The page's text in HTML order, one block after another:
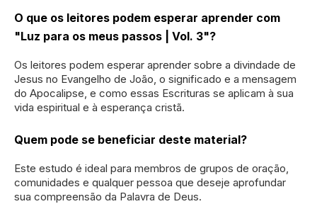
O que os leitores podem esperar aprender com
"Luz para os meus passos | Vol. 3"?
Os leitores podem esperar aprender sobre a divindade de
Jesus no Evangelho de João, o significado e a mensagem
do Apocalipse, e como essas Escrituras se aplicam à sua
vida espiritual e à esperança cristã.
Quem pode se beneficiar deste material?
Este estudo é ideal para membros de grupos de oração,
comunidades e qualquer pessoa que deseje aprofundar
sua compreensão da Palavra de Deus.